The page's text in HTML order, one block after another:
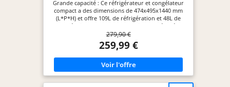
Faible emcombrement
Grande capacité : Ce réfrigérateur et congélateur
compact a des dimensions de 474x495x1440 mm
(L*P*H) et offre 109L de réfrigération et 48L de
congélation dans des compartiments séparés.
Idéal pour une utilisation personnelle dans un
dortoir, un bureau ou une chambre à coucher.
Précision des températures : 5 Réglages de
température variable vous fournissent les
conditions de stockage personnalisées pour les
aliments et les boissons. La température du
réfrigérateur varie de 2 ~ 8℃ tandis que la
279,90 €
259,99 €